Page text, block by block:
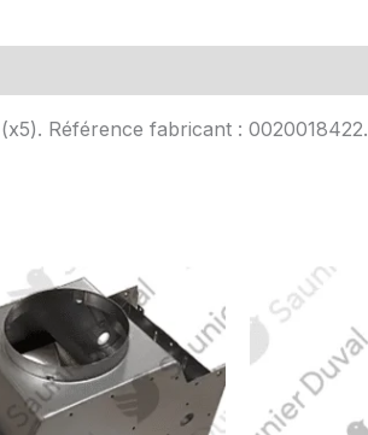
Référence fabricant : 0020018422.